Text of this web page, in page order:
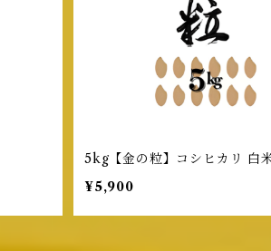
5kg【金の粒】コシヒカリ 白
¥5,900